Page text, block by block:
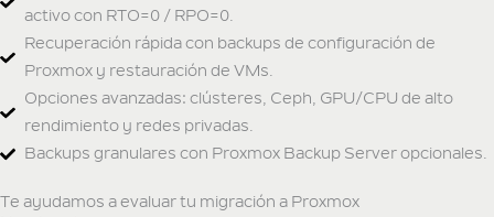
activo con RTO=0 / RPO=0.
Recuperación rápida con backups de configuración de
Proxmox y restauración de VMs.
Opciones avanzadas: clústeres, Ceph, GPU/CPU de alto
rendimiento y redes privadas.
Backups granulares con Proxmox Backup Server opcionales.
Te ayudamos a evaluar tu migración a Proxmox